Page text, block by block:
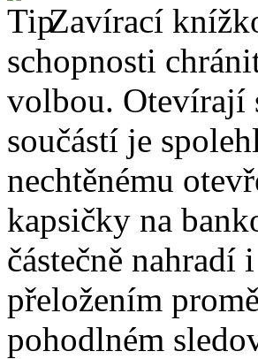
Zavírací
schopnosti
volbou. Otevírají
součástí je
nechtěnému
kapsičky na
částečně
přeložením
pohodlném